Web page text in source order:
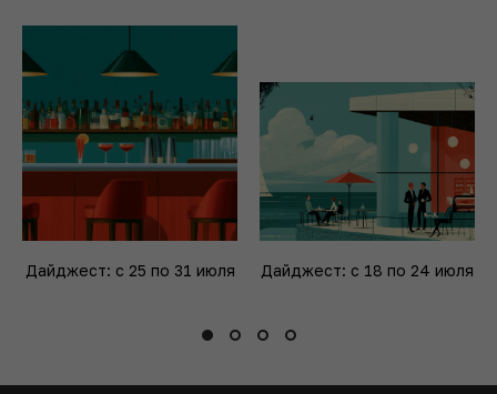
Дайджест: с 25 по 31 июля Дайджест: с 18 по 24 июля